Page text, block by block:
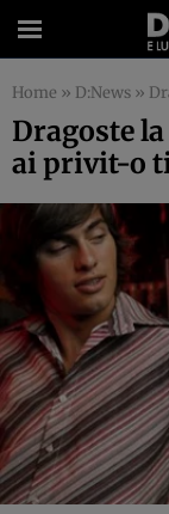
Home » D:News »
Dragoste
ai privit-o